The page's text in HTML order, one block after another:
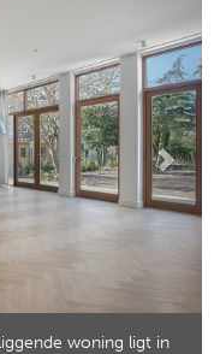
woning ligt in